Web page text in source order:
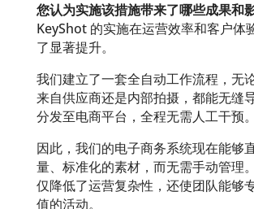
您认为实施该措施带来了哪些成果和
KeyShot 的实施在运营效率和客户体
了显著提升。
我们建立了一套全自动工作流程，无
来自供应商还是内部拍摄，都能无缝
分发至电商平台，全程无需人工干预。
因此，我们的电子商务系统现在能够
量、标准化的素材，而无需手动管理
仅降低了运营复杂性，还使团队能够
值的活动。